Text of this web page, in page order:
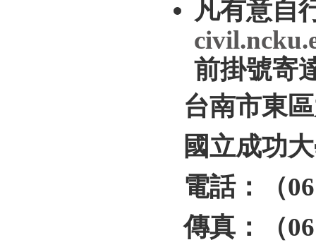
凡有意自
前掛號寄
台南市東
國立成功
電話：（06
傳真：（06